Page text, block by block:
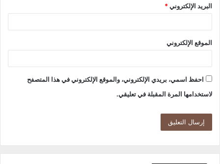
البريد الإلكتروني*
الموقع الإلكتروني
احفظ اسمي، بريدي الإلكتروني، والموقع الإلكتروني في هذا المتصفح
لاستخدامها المرة المقبلة في تعليقي.